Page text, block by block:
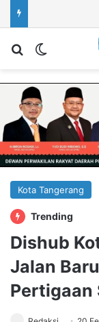
Cari berita...
Switch
Kota Tangerang
Trending
Dishub
Jalan
Pertigaan